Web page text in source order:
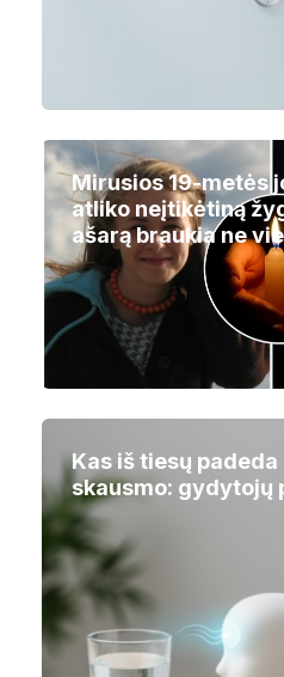
Mirusios 19-metės
atliko neįtikėtiną
ašarą braukia ne
Kas iš tiesų
skausmo: gydytojų